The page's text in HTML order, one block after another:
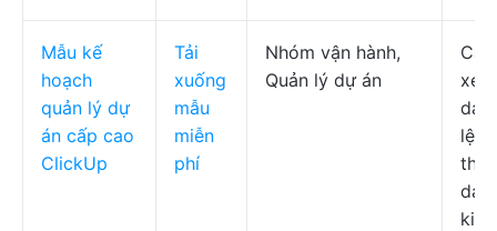
Mẫu kế
hoạch
quản lý dự
án cấp cao
ClickUp
Tải
xuống
mẫu
miễn
phí
Nhóm vận hành,
Quản lý dự án
lệ